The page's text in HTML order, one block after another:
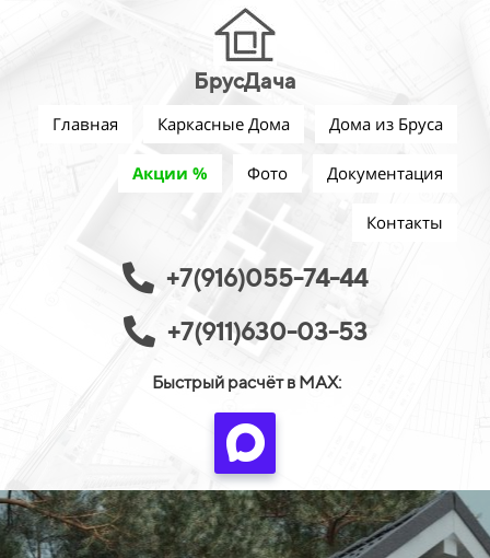
БрусДача
Главная Каркасные Дома Дома из Бруса
Акции % Фото Документация
Контакты
+7(916)055-74-44
+7(911)630-03-53
Быстрый расчёт в MAX: